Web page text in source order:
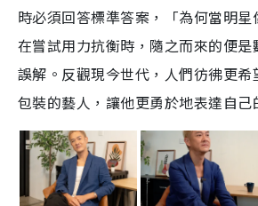
時必須回答標準答案，「為何當明星
在嘗試用力抗衡時，隨之而來的便是
誤解。反觀現今世代，人們彷彿更希
包裝的藝人，讓他更勇於地表達自己